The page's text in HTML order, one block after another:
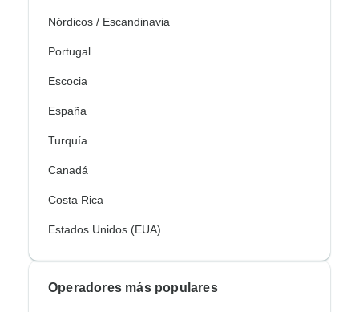
Nórdicos / Escandinavia
Portugal
Escocia
España
Turquía
Canadá
Costa Rica
Estados Unidos (EUA)
Operadores más populares